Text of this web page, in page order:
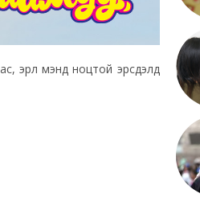
эрүүл мэнд ноцтой эрсдэлд